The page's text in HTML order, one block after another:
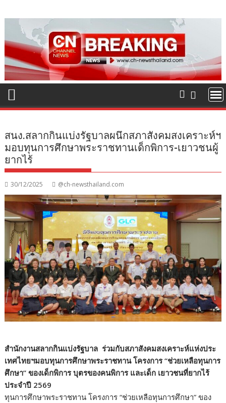
to
content
สนง.สลากกินแบ่งรัฐบาลผนึกสภาสังคมสงเคราะห์ฯ
มอบทุนการศึกษาพระราชทานเด็กพิการ-เยาวชนผู้
ยากไร้
30/12/2025 @ch-newsthailand.com
สำนักงานสลากกินแบ่งรัฐบาล ร่วมกับสภาสังคมสงเคราะห์แห่งประ
เทศไทยฯมอบทุนการศึกษาพระราชทาน โครงการ “ช่วยเหลือทุนการ
ศึกษา” ของเด็กพิการ บุตรของคนพิการ และเด็ก เยาวชนที่ยากไร้
ประจำปี 2569
ทุนการศึกษาพระราชทาน โครงการ “ช่วยเหลือทุนการศึกษา” ของ